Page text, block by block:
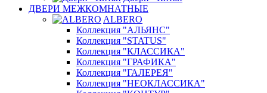
ДВЕРИ МЕЖКОМНАТНЫЕ
ALBERO
Коллекция "АЛЬЯНС"
Коллекция "STATUS"
Коллекция "КЛАССИКА"
Коллекция "ГРАФИКА"
Коллекция "ГАЛЕРЕЯ"
Коллекция "НЕОКЛАССИКА"